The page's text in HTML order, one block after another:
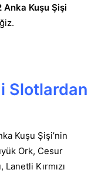
Anka Kuşu Şişi
Slotlardan
Kuşu Şişi’nin
Ork, Cesur
Kırmızı